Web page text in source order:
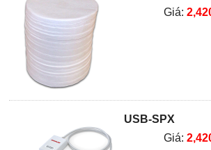
Giá:
USB-SPX
Giá: